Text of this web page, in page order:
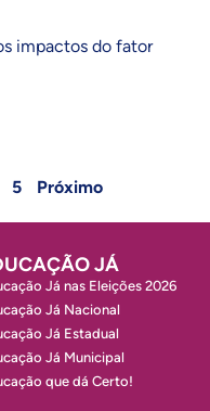
impactos do fator
5 Próximo
JÁ
Já nas Eleições 2026
Já Nacional
Já Estadual
Já Municipal
que dá Certo!